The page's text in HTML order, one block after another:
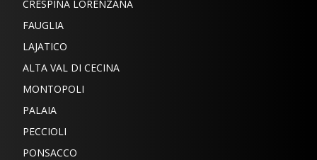
CRESPINA LORENZANA
FAUGLIA
LAJATICO
ALTA VAL DI CECINA
MONTOPOLI
PALAIA
PECCIOLI
PONSACCO